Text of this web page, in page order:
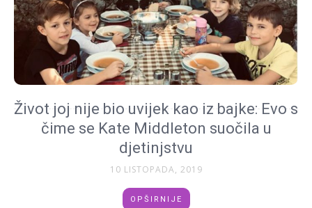
Život joj nije bio uvijek kao iz bajke: Evo s
čime se Kate Middleton suočila u
djetinjstvu
10 LISTOPADA, 2019
OPŠIRNIJE